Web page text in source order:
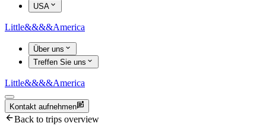
USA
Little&&&&America
Über uns
Treffen Sie uns
Little&&&&America
Kontakt aufnehmen
Back to trips overview